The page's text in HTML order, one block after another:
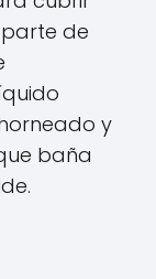
de
y
baña